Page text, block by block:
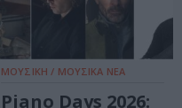
ΜΟΥΣΙΚΗ / ΜΟΥΣΙΚΑ ΝΕΑ
Piano Days 2026: